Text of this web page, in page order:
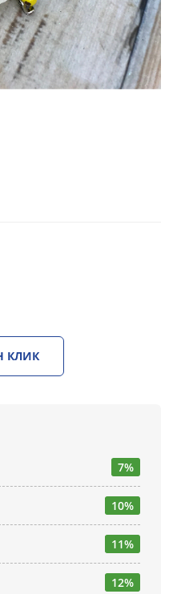
КЛИК
7%
10%
11%
12%